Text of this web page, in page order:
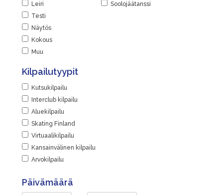
Jaa
|
Leiri
Testi
Näytös
Kokous
Muu
Soolojäätanssi
Kilpailutyypit
Kutsukilpailu
Interclub kilpailu
Aluekilpailu
Skating Finland
Virtuaalikilpailu
Kansainvälinen kilpailu
Arvokilpailu
Päivämäärä